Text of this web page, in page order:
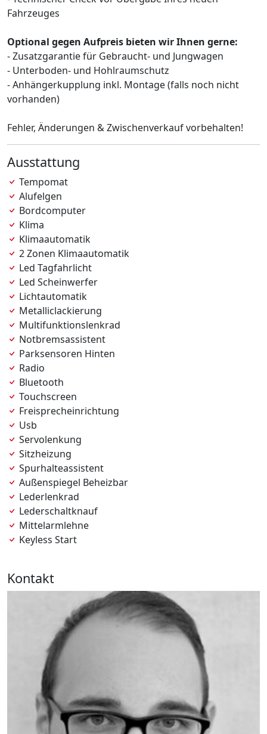
Fahrzeuges
Optional gegen Aufpreis bieten wir Ihnen gerne:
- Zusatzgarantie für Gebraucht- und Jungwagen
- Unterboden- und Hohlraumschutz
- Anhängerkupplung inkl. Montage (falls noch nicht
vorhanden)
Fehler, Änderungen & Zwischenverkauf vorbehalten!
Ausstattung
Tempomat
Alufelgen
Bordcomputer
Klima
Klimaautomatik
2 Zonen Klimaautomatik
Led Tagfahrlicht
Led Scheinwerfer
Lichtautomatik
Metalliclackierung
Multifunktionslenkrad
Notbremsassistent
Parksensoren Hinten
Radio
Bluetooth
Touchscreen
Freisprecheinrichtung
Usb
Servolenkung
Sitzheizung
Spurhalteassistent
Außenspiegel Beheizbar
Lederlenkrad
Lederschaltknauf
Mittelarmlehne
Keyless Start
Kontakt